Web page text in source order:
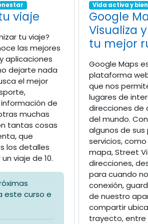
viaje
tu viaje?
las mejores
aplicaciones
dejarte nada
el mejor
de
muchas
tantas cosas
que
los detalles
viaje de 10.
este curso e
Vida activa y
Google
Visualiza
tu mejor
Google Maps
plataforma
que nos
lugares de
direcciones de
del mundo.
algunos de sus
servicios,
mapa, Street
direcciones,
para cuando
conexión,
de nuestro
compartir
trayecto, entre